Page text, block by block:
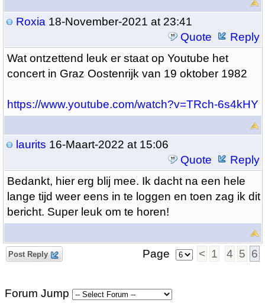
Roxia 18-November-2021 at 23:41
Quote
Reply
Wat ontzettend leuk er staat op Youtube het
concert in Graz Oostenrijk van 19 oktober 1982
https://www.youtube.com/watch?v=TRch-6s4kHY
laurits 16-Maart-2022 at 15:06
Quote
Reply
Bedankt, hier erg blij mee. Ik dacht na een hele
lange tijd weer eens in te loggen en toen zag ik dit
bericht. Super leuk om te horen!
Post Reply Page < 1 4 5 6
Forum Jump